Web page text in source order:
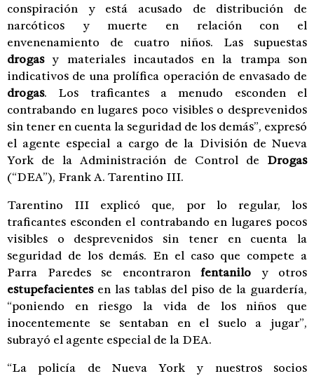
conspiración y está acusado de distribución de
narcóticos y muerte en relación con el
envenenamiento de cuatro niños. Las supuestas
drogasy materiales incautados en la trampa son
indicativos de una prolífica operación de envasado de
drogas. Los traficantes a menudo esconden el
contrabando en lugares poco visibles o desprevenidos
sin tener en cuenta la seguridad de los demás”, expresó
el agente especial a cargo de la División de Nueva
York de la Administración de Control de Drogas
(“DEA”), Frank A. Tarentino III.
Tarentino III explicó que, por lo regular, los
traficantes esconden el contrabando en lugares pocos
visibles o desprevenidos sin tener en cuenta la
seguridad de los demás. En el caso que compete a
Parra Paredes se encontraron fentanilo y otros
estupefacientesen las tablas del piso de la guardería,
“poniendo en riesgo la vida de los niños que
inocentemente se sentaban en el suelo a jugar”,
subrayó el agente especial de la DEA.
“La policía de Nueva York y nuestros socios